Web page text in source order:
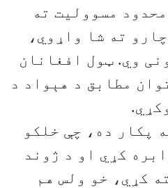
مسوولیت ته
ته شا واړوي،
وي. ټول افغانان
مطابق د هېواد د
پکار ده، چې خلکو
کړي او د ژوند
کړي، خو ولس هم